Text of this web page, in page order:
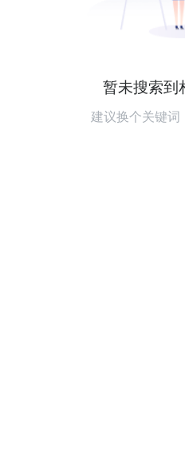
暂未搜索到
建议换个关键词